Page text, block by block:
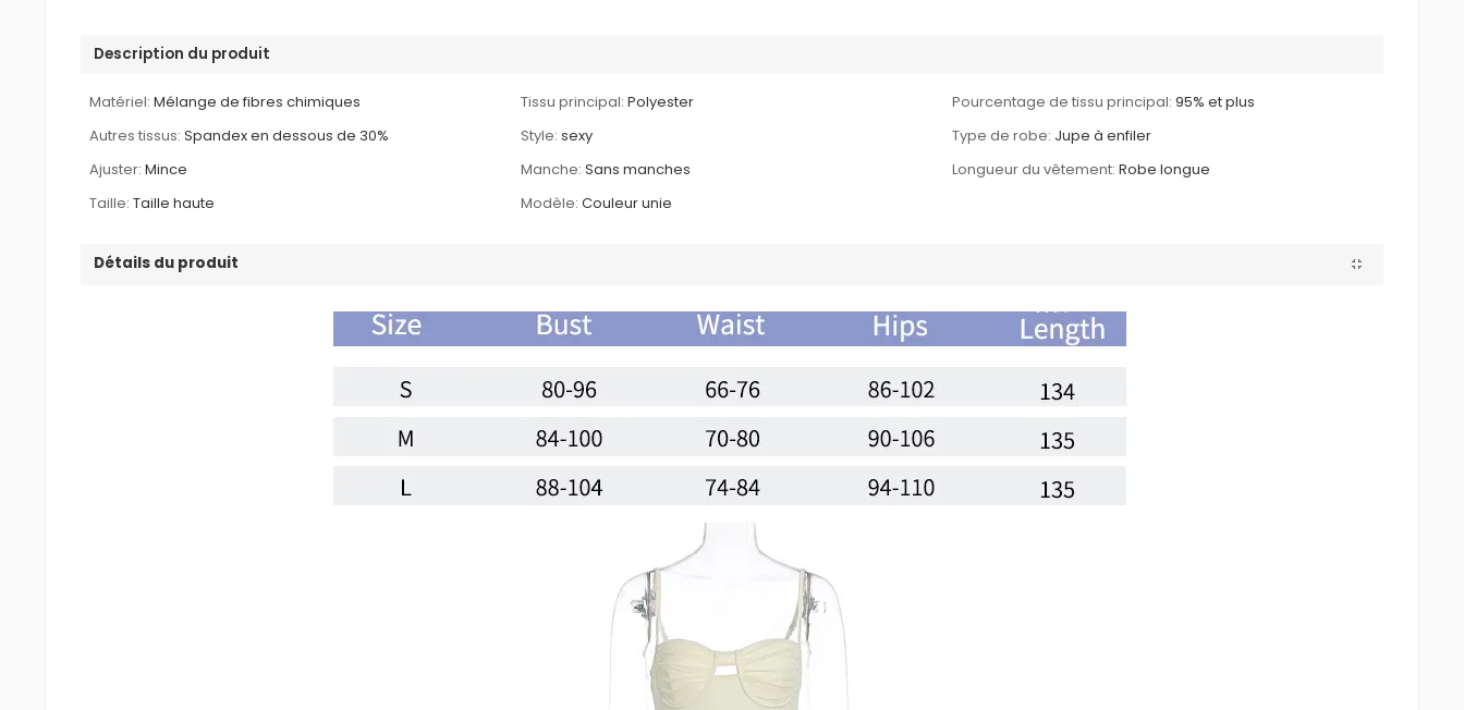
Description du produit
Matériel: Mélange de fibres chimiques Tissu principal: Polyester Pourcentage de tissu principal: 95% et plus
Autres tissus: Spandex en dessous de 30% Style: sexy Type de robe: Jupe à enfiler
Ajuster: Mince Manche: Sans manches Longueur du vêtement: Robe longue
Taille: Taille haute Modèle: Couleur unie
Détails du produit